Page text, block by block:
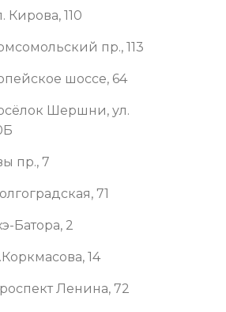
Кирова, 110
пр., 113
шоссе, 64
Шершни, ул.
пр., 7
71
Батора, 2
14
Ленина, 72